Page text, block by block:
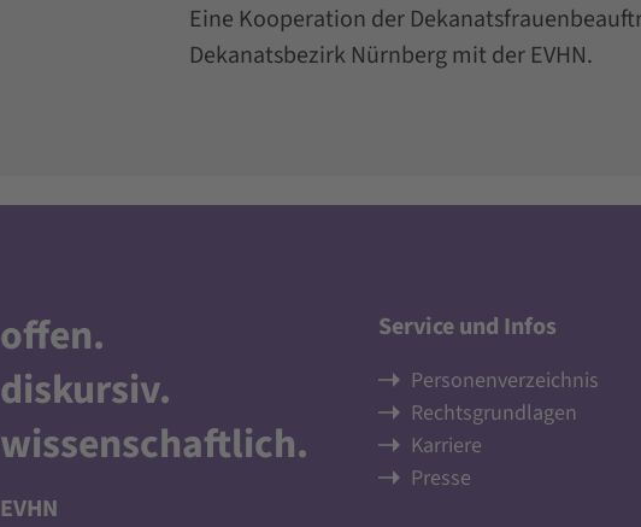
Eine Kooperation der
Dekanatsbezirk Nürnberg mit der EVHN.
offen.
diskursiv.
wissenschaftlich.
EVHN
Service und Infos
Personenverzeichnis
Rechtsgrundlagen
Karriere
Presse